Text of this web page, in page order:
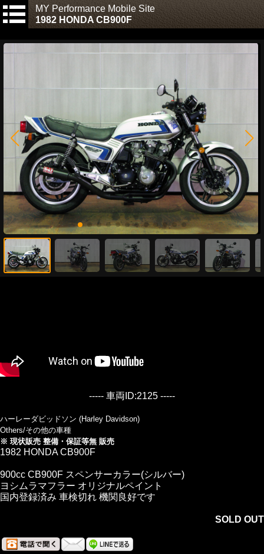
MY Performance Mobile Site
1982 HONDA CB900F
----- 車両ID:2125 -----
ハーレーダビッドソン (Harley Davidson)
Others/その他の車種
※ 現状販売 整備・保証等無 販売
1982 HONDA CB900F
900cc CB900F スペンサーカラー(シルバー)
ヨシムラマフラー オリジナルペイント
国内登録済み 車検切れ 機関良好です
SOLD OUT